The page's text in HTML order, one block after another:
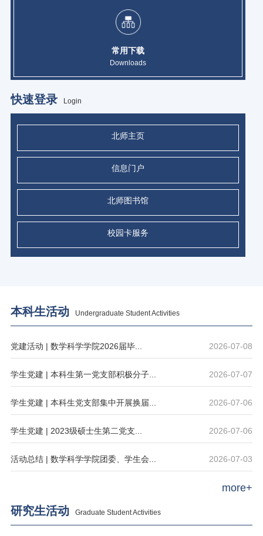
常用下载
Downloads
快速登录 Login
北师主页
信息门户
北师图书馆
校园卡服务
本科生活动 Undergraduate Student Activities
2026-07-08
党建活动 | 数学科学学院2026届毕...
2026-07-07
学生党建 | 本科生第一党支部积极分子...
2026-07-06
学生党建 | 本科生党支部集中开展换届...
2026-07-06
学生党建 | 2023级硕士生第二党支...
2026-07-03
活动总结 | 数学科学学院团委、学生会...
more+
研究生活动 Graduate Student Activities